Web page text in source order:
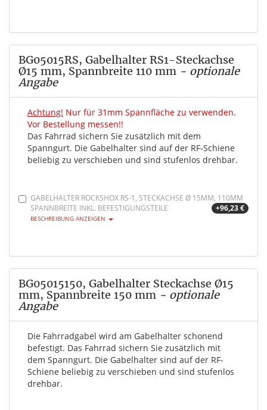
BG05015RS, Gabelhalter RS1-Steckachse
Ø15 mm, Spannbreite 110 mm - optionale
Angabe
Achtung! Nur für 31mm Spannfläche zu verwenden.
Vor Bestellung messen!!
Das Fahrrad sichern Sie zusätzlich mit dem
Spanngurt. Die Gabelhalter sind auf der RF-Schiene
beliebig zu verschieben und sind stufenlos drehbar.
GABELHALTER ROCKSHOX RS-1, STECKACHSE Ø 15MM, 110MM
SPANNBREITE INKL. BEFESTIGUNGSTEILE
+96,23 €
BESCHREIBUNG ANZEIGEN
BG05015150, Gabelhalter Steckachse Ø15
mm, Spannbreite 150 mm - optionale
Angabe
Die Fahrradgabel wird am Gabelhalter schonend
befestigt. Das Fahrrad sichern Sie zusätzlich mit
dem Spanngurt. Die Gabelhalter sind auf der RF-
Schiene beliebig zu verschieben und sind stufenlos
drehbar.